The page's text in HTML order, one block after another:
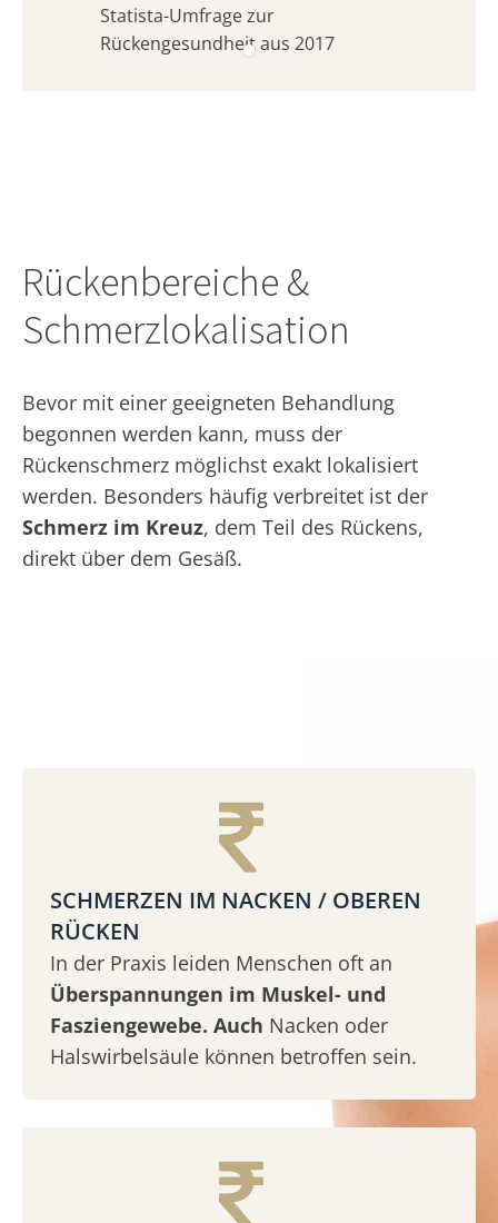
Statista-Umfrage zur
Rückengesundheit aus 2017
Rückenbereiche &
Schmerzlokalisation
Bevor mit einer geeigneten Behandlung
begonnen werden kann, muss der
Rückenschmerz möglichst exakt lokalisiert
werden. Besonders häufig verbreitet ist der
Schmerz im Kreuz, dem Teil des Rückens,
direkt über dem Gesäß.
SCHMERZEN IM NACKEN / OBEREN
RÜCKEN
In der Praxis leiden Menschen oft an
Überspannungen im Muskel- und
Fasziengewebe. Auch Nacken oder
Halswirbelsäule können betroffen sein.